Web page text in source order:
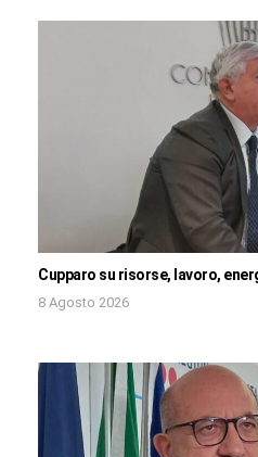
Cupparo su risorse, lavoro,
8 Agosto 2026